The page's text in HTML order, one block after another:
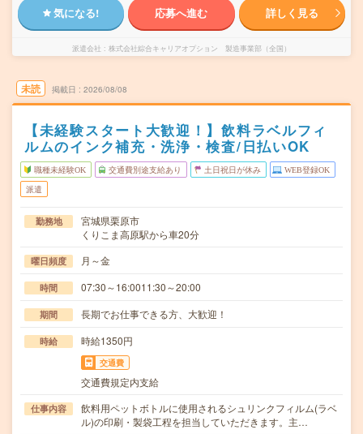
気になる! 応募へ進む 詳しく見る
派遣会社 株式会社綜合キャリアオプション 製造事業部（全国）
未読 掲載日 2026/08/08
【未経験スタート大歓迎！】飲料ラベルフィ
ルムのインク補充・洗浄・検査/日払いOK
職種未経験OK 交通費別途支給あり 土日祝日が休み WEB登録OK
派遣
勤務地
宮城県栗原市
くりこま高原駅から車20分
曜日頻度 月～金
時間 07:30～16:0011:30～20:00
期間 長期でお仕事できる方、大歓迎！
時給 時給1350円
交通費
交通費規定内支給
仕事内容
飲料用ペットボトルに使用されるシュリンクフィルム(ラベ
ル)の印刷・製袋工程を担当していただきます。主…